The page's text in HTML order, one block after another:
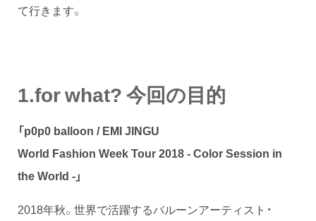
て行きます。
1.for what? 今回の目的
「p0p0 balloon / EMI JINGU
World Fashion Week Tour 2018 - Color Session in
the World -」
2018年秋。世界で活躍するバルーンアーティスト・